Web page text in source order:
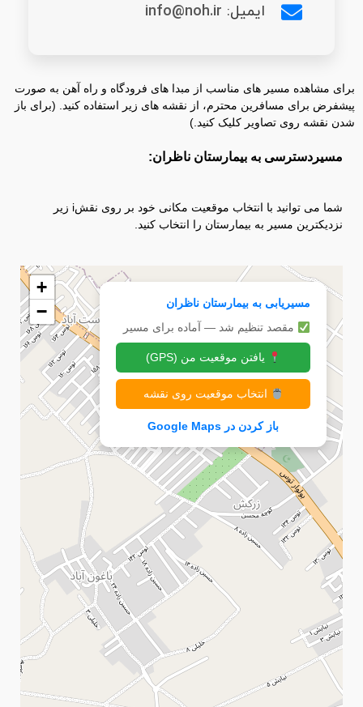
ایمیل: info@noh.ir
برای مشاهده مسیر های مناسب از مبدا های فرودگاه و راه آهن به صورت
پیشفرض برای مسافرین محترم، از نقشه های زیر استفاده کنید. (برای باز
شدن نقشه روی تصاویر کلیک کنید.)
مسیردسترسی به بیمارستان ناظران:
شما می توانید با انتخاب موقعیت مکانی خود بر روی نقشi زیر
نزدیکترین مسیر به بیمارستان را انتخاب کنید.
+
−
مسیریابی به بیمارستان ناظران
مقصد تنظیم شد — آماده برای مسیر
یافتن موقعیت من (GPS)
انتخاب موقعیت روی نقشه
باز کردن در Google Maps